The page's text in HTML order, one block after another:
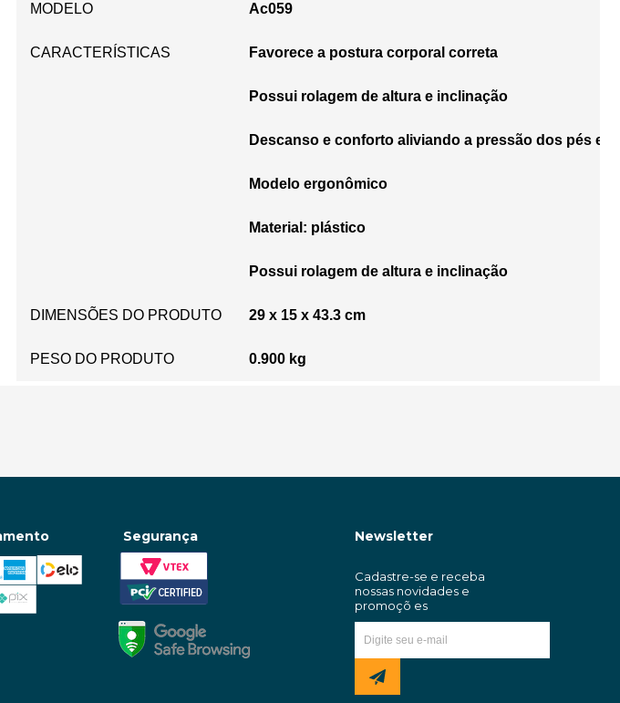
MODELO Ac059
CARACTERÍSTICAS Favorece a postura corporal correta
Possui rolagem de altura e inclinação
Descanso e conforto aliviando a pressão dos pés e
Modelo ergonômico
Material: plástico
Possui rolagem de altura e inclinação
DIMENSÕES DO PRODUTO 29 x 15 x 43.3 cm
PESO DO PRODUTO 0.900 kg
Segurança Newsletter